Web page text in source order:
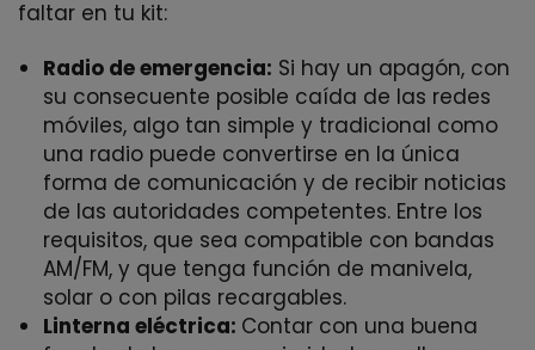
faltar en tu kit:
Radio de emergencia: Si hay un apagón, con
su consecuente posible caída de las redes
móviles, algo tan simple y tradicional como
una radio puede convertirse en la única
forma de comunicación y de recibir noticias
de las autoridades competentes. Entre los
requisitos, que sea compatible con bandas
AM/FM, y que tenga función de manivela,
solar o con pilas recargables.
Linterna eléctrica: Contar con una buena